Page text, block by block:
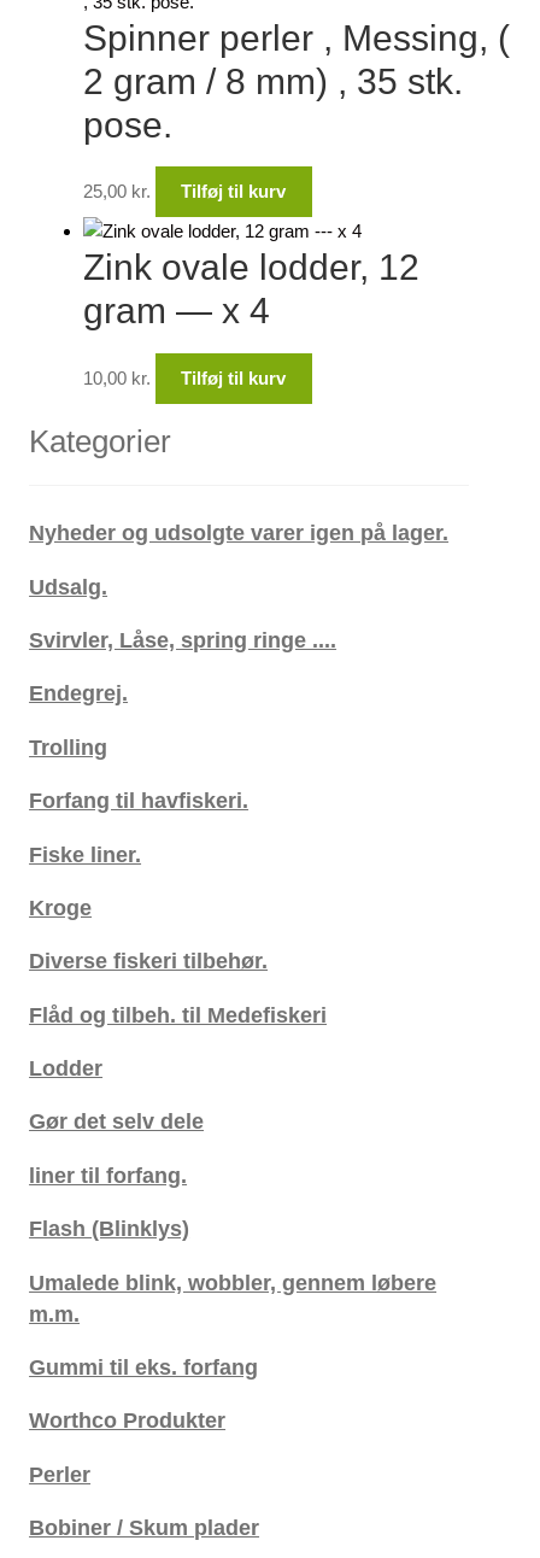
Spinner perler , Messing, (
2 gram / 8 mm) , 35 stk.
pose.
25,00 kr. Tilføj til kurv
Zink ovale lodder, 12
gram — x 4
10,00 kr. Tilføj til kurv
Kategorier
Nyheder og udsolgte varer igen på lager.
Udsalg.
Svirvler, Låse, spring ringe ....
Endegrej.
Trolling
Forfang til havfiskeri.
Fiske liner.
Kroge
Diverse fiskeri tilbehør.
Flåd og tilbeh. til Medefiskeri
Lodder
Gør det selv dele
liner til forfang.
Flash (Blinklys)
Umalede blink, wobbler, gennem løbere
m.m.
Gummi til eks. forfang
Worthco Produkter
Perler
Bobiner / Skum plader